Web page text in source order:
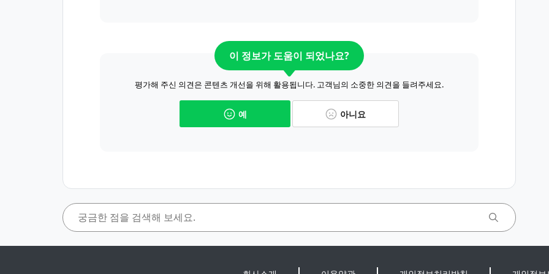
이 정보가 도움이 되었나요?
평가해 주신 의견은 콘텐츠 개선을 위해 활용됩니다. 고객님의 소중한 의견을 들려주세요.
예 아니요